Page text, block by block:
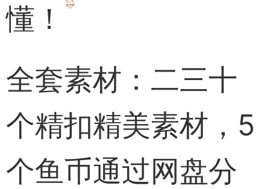
懂！
全套素材：二三十
个精扣精美素材，5
个鱼币通过网盘分